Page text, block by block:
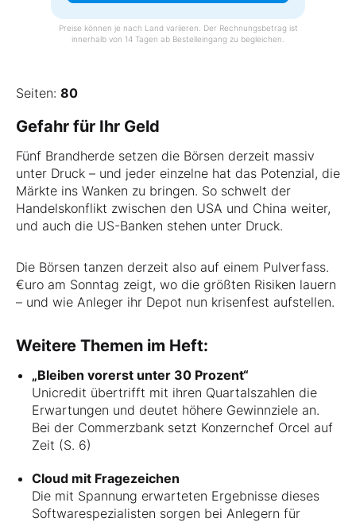
Preise können je nach Land variieren. Der Rechnungsbetrag ist
innerhalb von 14 Tagen ab Bestelleingang zu begleichen.
Seiten: 80
Gefahr für Ihr Geld
Fünf Brandherde setzen die Börsen derzeit massiv
unter Druck – und jeder einzelne hat das Potenzial, die
Märkte ins Wanken zu bringen. So schwelt der
Handelskonflikt zwischen den USA und China weiter,
und auch die US-Banken stehen unter Druck.
Die Börsen tanzen derzeit also auf einem Pulverfass.
€uro am Sonntag zeigt, wo die größten Risiken lauern
– und wie Anleger ihr Depot nun krisenfest aufstellen.
Weitere Themen im Heft:
„Bleiben vorerst unter 30 Prozent“
Unicredit übertrifft mit ihren Quartalszahlen die
Erwartungen und deutet höhere Gewinnziele an.
Bei der Commerzbank setzt Konzernchef Orcel auf
Zeit (S. 6)
Cloud mit Fragezeichen
Die mit Spannung erwarteten Ergebnisse dieses
Softwarespezialisten sorgen bei Anlegern für